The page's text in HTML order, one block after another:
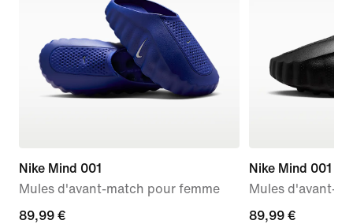
Nike Mind 001
Mules d'avant-match pour femme
89,99 €
89,99 €
Nike Mind 001
Mules d'avant-
89,99 €
89,99 €